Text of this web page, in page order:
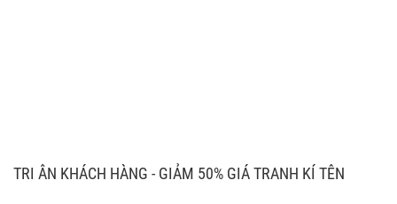
TRI ÂN KHÁCH HÀNG - GIẢM 50% GIÁ TRANH KÍ TÊN